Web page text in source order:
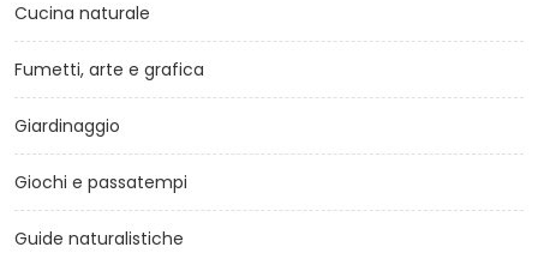
Cucina naturale
Fumetti, arte e grafica
Giardinaggio
Giochi e passatempi
Guide naturalistiche